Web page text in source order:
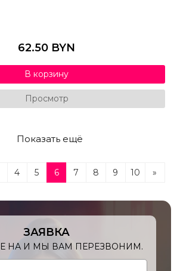
62.50 BYN
В корзину
Просмотр
Показать ещё
4 5 6 7 8 9 10 »
ЗАЯВКА
НА И МЫ ВАМ ПЕРЕЗВОНИМ.